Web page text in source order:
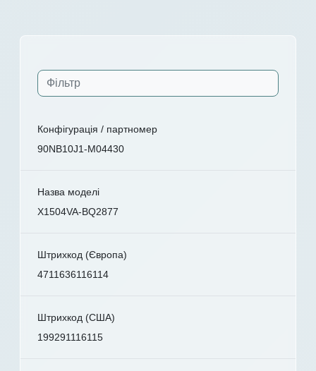
Конфігурація / партномер
90NB10J1-M04430
Назва моделі
X1504VA-BQ2877
Штрихкод (Європа)
4711636116114
Штрихкод (США)
199291116115